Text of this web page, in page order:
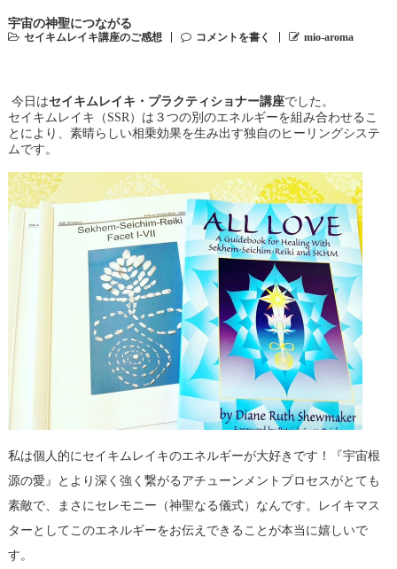
宇宙の神聖につながる
セイキムレイキ講座のご感想 コメントを書く mio-aroma
今日はセイキムレイキ・プラクティショナー講座でした。
セイキムレイキ（SSR）は３つの別のエネルギーを組み合わせるこ
とにより、素晴らしい相乗効果を生み出す独自のヒーリングシステ
ムです。
私は個人的にセイキムレイキのエネルギーが大好きです！『宇宙根
源の愛』とより深く強く繋がるアチューンメントプロセスがとても
素敵で、まさにセレモニー（神聖なる儀式）なんです。レイキマス
ターとしてこのエネルギーをお伝えできることが本当に嬉しいで
す。